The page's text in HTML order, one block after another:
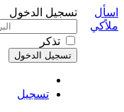
تسجيل الدخول
تذكر
تسجيل
اسأل
ملاًكي